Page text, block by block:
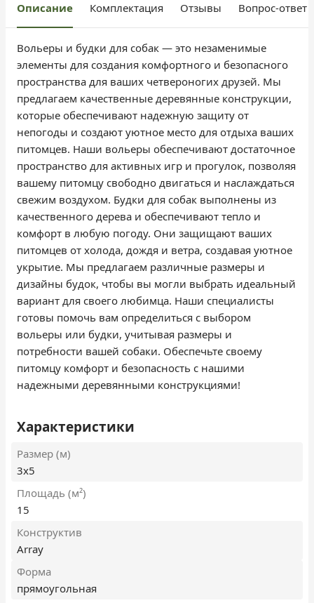
Описание Комплектация Отзывы Вопрос-ответ
Вольеры и будки для собак — это незаменимые
элементы для создания комфортного и безопасного
пространства для ваших четвероногих друзей. Мы
предлагаем качественные деревянные конструкции,
которые обеспечивают надежную защиту от
непогоды и создают уютное место для отдыха ваших
питомцев. Наши вольеры обеспечивают достаточное
пространство для активных игр и прогулок, позволяя
вашему питомцу свободно двигаться и наслаждаться
свежим воздухом. Будки для собак выполнены из
качественного дерева и обеспечивают тепло и
комфорт в любую погоду. Они защищают ваших
питомцев от холода, дождя и ветра, создавая уютное
укрытие. Мы предлагаем различные размеры и
дизайны будок, чтобы вы могли выбрать идеальный
вариант для своего любимца. Наши специалисты
готовы помочь вам определиться с выбором
вольеры или будки, учитывая размеры и
потребности вашей собаки. Обеспечьте своему
питомцу комфорт и безопасность с нашими
надежными деревянными конструкциями!
Характеристики
Размер (м)
3х5
Площадь (м²)
15
Конструктив
Array
Форма
прямоугольная